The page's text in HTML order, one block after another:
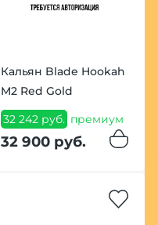
Кальян Blade Hookah
M2 Red Gold
32 242 руб. премиум
32 900 руб.